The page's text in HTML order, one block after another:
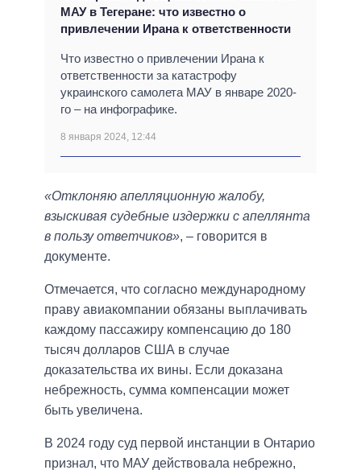
МАУ в Тегеране: что известно о
привлечении Ирана к ответственности
Что известно о привлечении Ирана к
ответственности за катастрофу
украинского самолета МАУ в январе 2020-
го – на инфографике.
8 января 2024, 12:44
«Отклоняю апелляционную жалобу,
взыскивая судебные издержки с апеллянта
в пользу ответчиков», – говорится в
документе.
Отмечается, что согласно международному
праву авиакомпании обязаны выплачивать
каждому пассажиру компенсацию до 180
тысяч долларов США в случае
доказательства их вины. Если доказана
небрежность, сумма компенсации может
быть увеличена.
В 2024 году суд первой инстанции в Онтарио
признал, что МАУ действовала небрежно,